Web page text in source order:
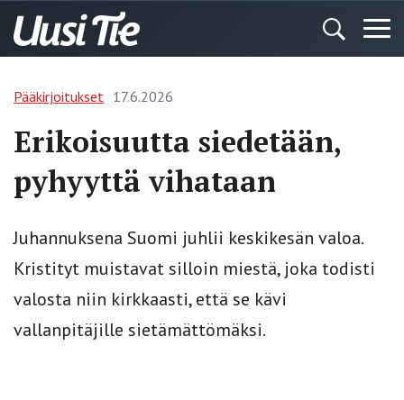
Pääkirjoitukset 17.6.2026
Erikoisuutta siedetään,
pyhyyttä vihataan
Juhannuksena Suomi juhlii keskikesän valoa.
Kristityt muistavat silloin miestä, joka todisti
valosta niin kirkkaasti, että se kävi
vallanpitäjille sietämättömäksi.